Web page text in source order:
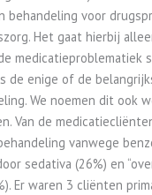
behandeling voor
Het gaat hierbij
medicatieproblematiek
de enige of de
We noemen dit ook
Van de
vanwege
sedativa (26%) en
Er waren 3 cliënten